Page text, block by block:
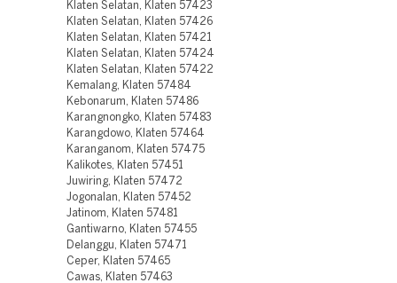
Klaten Selatan, Klaten 57423
Klaten Selatan, Klaten 57426
Klaten Selatan, Klaten 57421
Klaten Selatan, Klaten 57424
Klaten Selatan, Klaten 57422
Kemalang, Klaten 57484
Kebonarum, Klaten 57486
Karangnongko, Klaten 57483
Karangdowo, Klaten 57464
Karanganom, Klaten 57475
Kalikotes, Klaten 57451
Juwiring, Klaten 57472
Jogonalan, Klaten 57452
Jatinom, Klaten 57481
Gantiwarno, Klaten 57455
Delanggu, Klaten 57471
Ceper, Klaten 57465
Cawas, Klaten 57463